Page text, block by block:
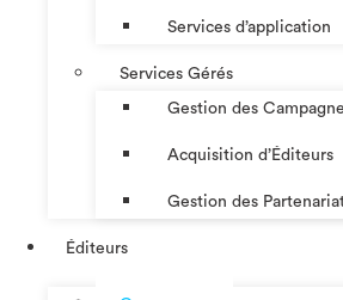
Services d’application
Services Gérés
Gestion des
Acquisition d’Éditeurs
Gestion des
Éditeurs